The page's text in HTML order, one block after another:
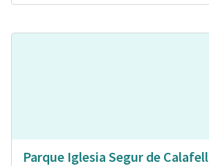
Parque Iglesia Segur de Calafell